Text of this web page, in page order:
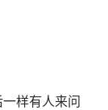
样有人来问